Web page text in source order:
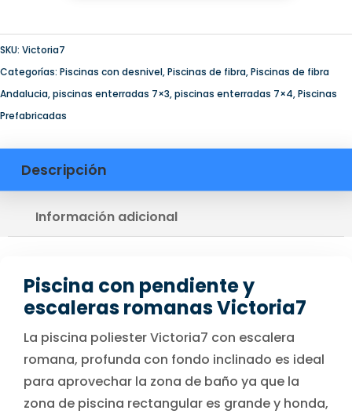
SKU: Victoria7
Categorías: Piscinas con desnivel,Piscinas de fibra,Piscinas de fibra
Andalucia,piscinas enterradas 7×3,piscinas enterradas 7×4,Piscinas
Prefabricadas
Descripción
Información adicional
Piscina con pendiente y
escaleras romanas Victoria7
La piscina poliester Victoria7 con escalera
romana, profunda con fondo inclinado es ideal
para aprovechar la zona de baño ya que la
zona de piscina rectangular es grande y honda,